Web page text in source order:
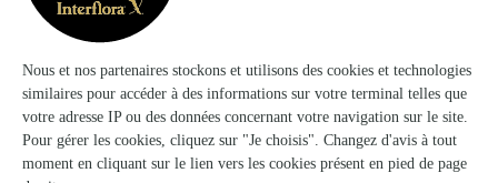
Ils ont fait livrer des fleurs ou une plante à
Méréglise
★ ★ ★ ★ ★